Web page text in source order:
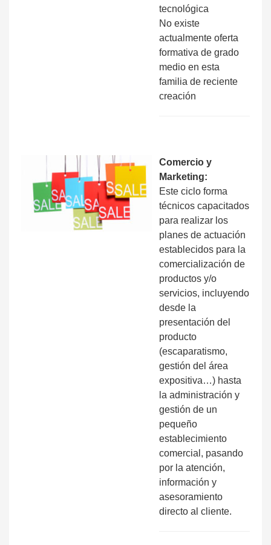
tecnológica
No existe
actualmente oferta
formativa de grado
medio en esta
familia de reciente
creación
Comercio y
Marketing:
Este ciclo forma
técnicos capacitados
para realizar los
planes de actuación
establecidos para la
comercialización de
productos y/o
servicios, incluyendo
desde la
presentación del
producto
(escaparatismo,
gestión del área
expositiva…) hasta
la administración y
gestión de un
pequeño
establecimiento
comercial, pasando
por la atención,
información y
asesoramiento
directo al cliente.